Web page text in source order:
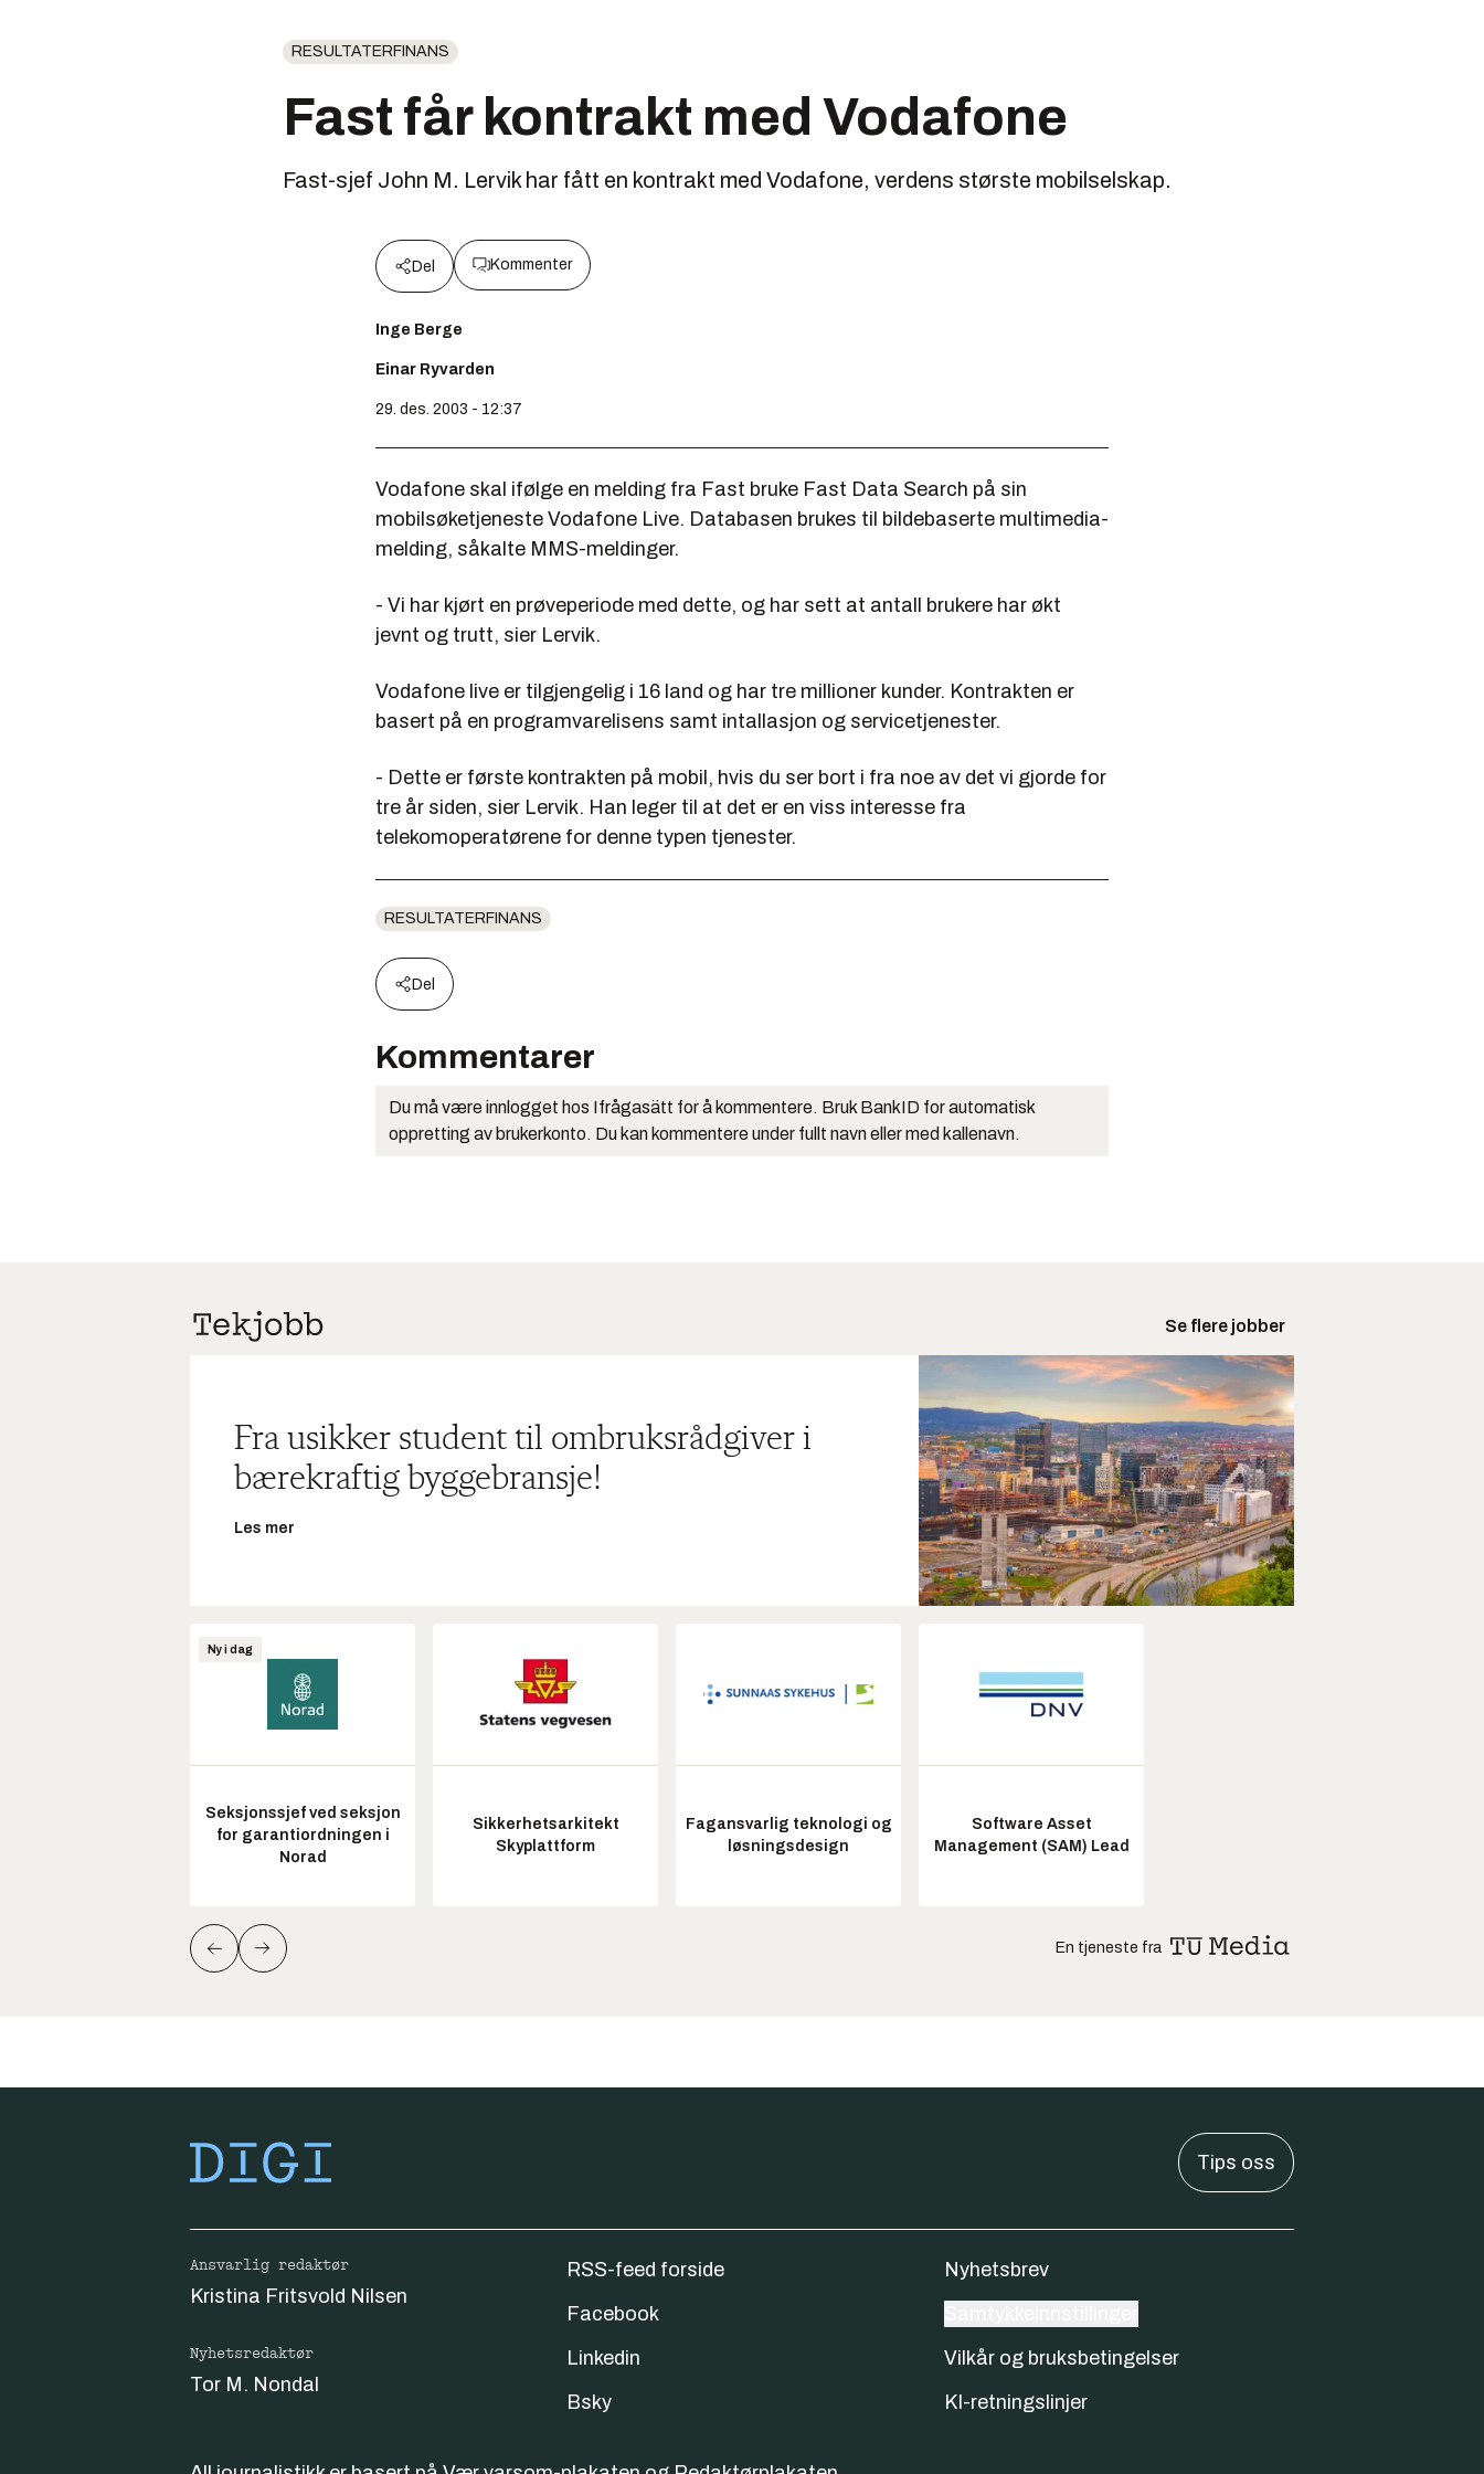
RESULTATERFINANS
Fast får kontrakt med Vodafone
Fast-sjef John M. Lervik har fått en kontrakt med Vodafone, verdens største mobilselskap.
Del Kommenter
Inge Berge
Einar Ryvarden
29. des. 2003 - 12:37
Vodafone skal ifølge en melding fra Fast bruke Fast Data Search på sin
mobilsøketjeneste Vodafone Live. Databasen brukes til bildebaserte multimedia-
melding, såkalte MMS-meldinger.
- Vi har kjørt en prøveperiode med dette, og har sett at antall brukere har økt
jevnt og trutt, sier Lervik.
Vodafone live er tilgjengelig i 16 land og har tre millioner kunder. Kontrakten er
basert på en programvarelisens samt intallasjon og servicetjenester.
- Dette er første kontrakten på mobil, hvis du ser bort i fra noe av det vi gjorde for
tre år siden, sier Lervik. Han leger til at det er en viss interesse fra
telekomoperatørene for denne typen tjenester.
RESULTATERFINANS
Del
Kommentarer
Du må være innlogget hos Ifrågasätt for å kommentere. Bruk BankID for automatisk
oppretting av brukerkonto. Du kan kommentere under fullt navn eller med kallenavn.
Se flere jobber
Fra usikker student til ombruksrådgiver i
bærekraftig byggebransje!
Les mer
Ny i dag
Seksjonssjef ved seksjon
for garantiordningen i
Norad
Sikkerhetsarkitekt
Skyplattform
Fagansvarlig teknologi og
løsningsdesign
Software Asset
Management (SAM) Lead
En tjeneste fra
Tips oss
Ansvarlig redaktør
Kristina Fritsvold Nilsen
Nyhetsredaktør
Tor M. Nondal
RSS-feed forside
Facebook
Linkedin
Bsky
Nyhetsbrev
Vilkår og bruksbetingelser
KI-retningslinjer